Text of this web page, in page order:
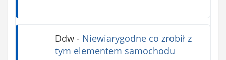
Ddw- Niewiarygodne co zrobił z
tym elementem samochodu